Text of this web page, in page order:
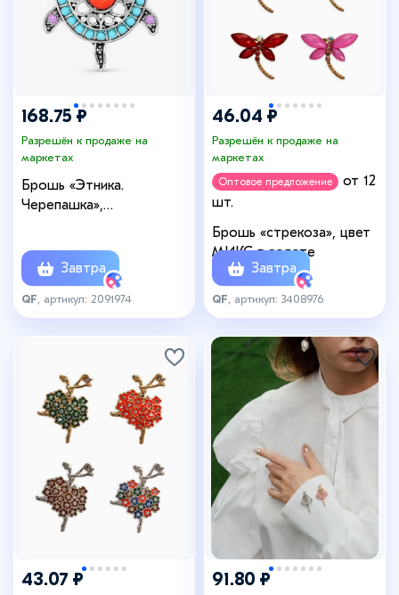
168.75 ₽
Разрешён к продаже на
маркетах
Брошь «Этника.
Черепашка»,
Завтра
QF , артикул: 2091974
46.04 ₽
Разрешён к продаже на
маркетах
Оптовое предложение
от 12
шт.
Брошь «стрекоза», цвет
МИКС в золоте
Завтра
QF , артикул: 3408976
43.07 ₽ 91.80 ₽